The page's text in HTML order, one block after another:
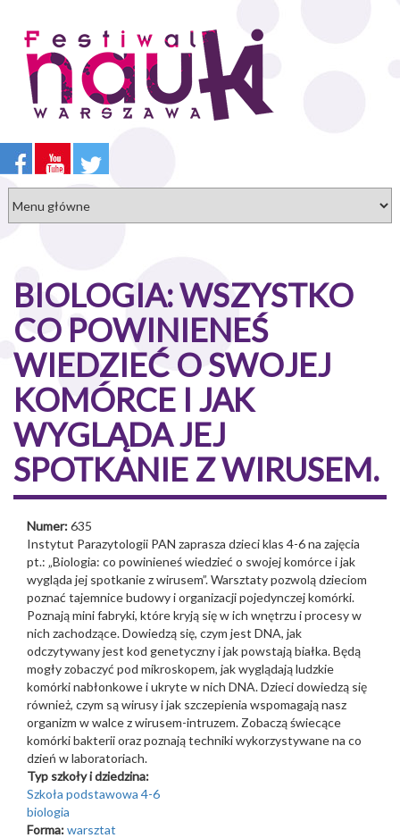
treści
BIOLOGIA: WSZYSTKO
CO POWINIENEŚ
WIEDZIEĆ O SWOJEJ
KOMÓRCE I JAK
WYGLĄDA JEJ
SPOTKANIE Z WIRUSEM.
Numer:635
Instytut Parazytologii PAN zaprasza dzieci klas 4-6 na zajęcia
pt.: „Biologia: co powinieneś wiedzieć o swojej komórce i jak
wygląda jej spotkanie z wirusem”. Warsztaty pozwolą dzieciom
poznać tajemnice budowy i organizacji pojedynczej komórki.
Poznają mini fabryki, które kryją się w ich wnętrzu i procesy w
nich zachodzące. Dowiedzą się, czym jest DNA, jak
odczytywany jest kod genetyczny i jak powstają białka. Będą
mogły zobaczyć pod mikroskopem, jak wyglądają ludzkie
komórki nabłonkowe i ukryte w nich DNA. Dzieci dowiedzą się
również, czym są wirusy i jak szczepienia wspomagają nasz
organizm w walce z wirusem-intruzem. Zobaczą świecące
komórki bakterii oraz poznają techniki wykorzystywane na co
dzień w laboratoriach.
Typ szkoły i dziedzina:
Szkoła podstawowa 4-6
biologia
Forma:warsztat